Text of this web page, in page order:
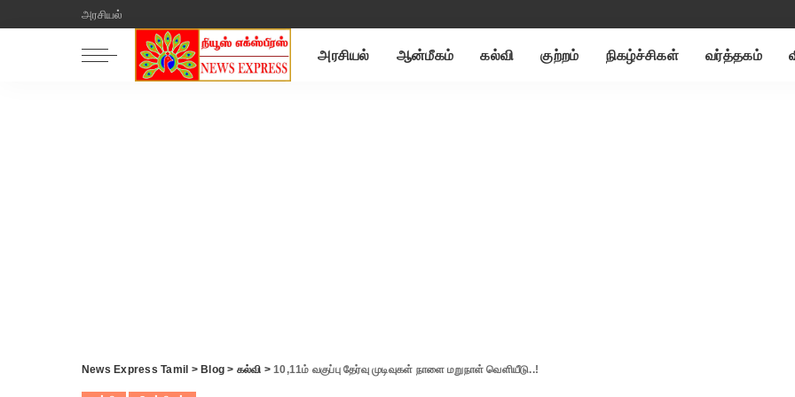
அரசியல்
அரசியல் ஆன்மீகம் கல்வி குற்றம் நிகழ்ச்சிகள் வர்த்தகம்
News Express Tamil > Blog > கல்வி >10,11ம் வகுப்பு தேர்வு முடிவுகள் நாளை மறுநாள் வெளியீடு..!